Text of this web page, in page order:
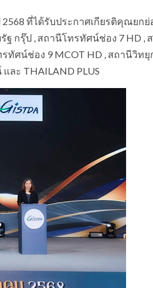
ที่ได้รับประกาศเกียรติคุณยกย่
ฐ กรุ๊ป , สถานีโทรทัศน์ช่อง 7 HD ,
ศน์ช่อง 9 MCOT HD , สถานีวิทยุ
ละ THAILAND PLUS